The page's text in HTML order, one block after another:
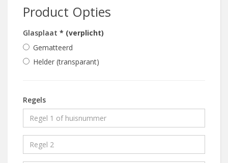
Product Opties
Glasplaat * (verplicht)
Gematteerd
Helder (transparant)
Regels